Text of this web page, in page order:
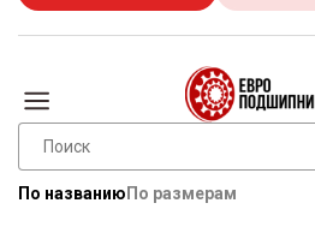
По названию По размерам